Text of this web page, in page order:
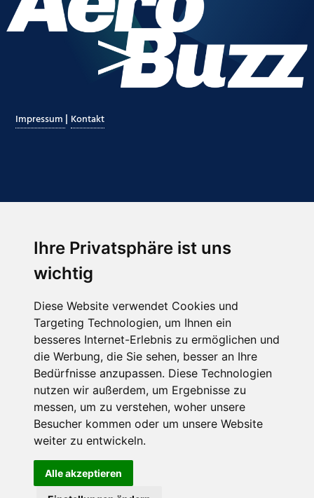
Ihre Privatsphäre ist uns
wichtig
Diese Website verwendet Cookies und
Targeting Technologien, um Ihnen ein
besseres Internet-Erlebnis zu ermöglichen und
die Werbung, die Sie sehen, besser an Ihre
Bedürfnisse anzupassen. Diese Technologien
nutzen wir außerdem, um Ergebnisse zu
messen, um zu verstehen, woher unsere
Besucher kommen oder um unsere Website
weiter zu entwickeln.
Alle akzeptieren
Impressum | Kontakt
Hier finden Sie uns auch
Abonnieren Sie unseren Newsletter
Email*